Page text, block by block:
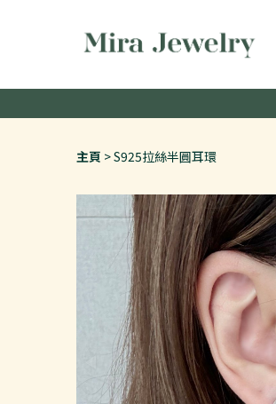
主頁 S925拉絲半圓耳環